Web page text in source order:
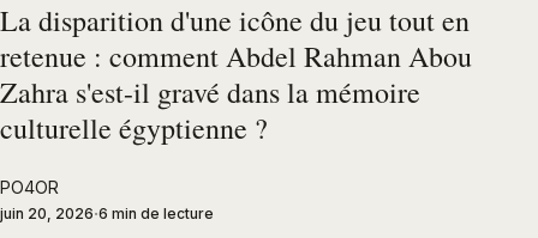
La disparition d'une icône du jeu tout en
retenue : comment Abdel Rahman Abou
Zahra s'est-il gravé dans la mémoire
culturelle égyptienne ?
PO4OR
juin 20, 2026 6 min de lecture